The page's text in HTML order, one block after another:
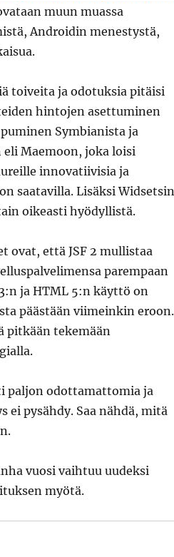
muun muassa
Androidin menestystä,
toiveita ja odotuksia pitäisi
hintojen asettuminen
Symbianista ja
Maemoon, joka loisi
innovatiivisia ja
saatavilla. Lisäksi Widsetsin
oikeasti hyödyllistä.
ovat, että JSF 2 mullistaa
parempaan
ja HTML 5:n käyttö on
päästään viimeinkin eroon.
pitkään tekemään
paljon odottamattomia ja
pysähdy. Saa nähdä, mitä
vuosi vaihtuu uudeksi
myötä.